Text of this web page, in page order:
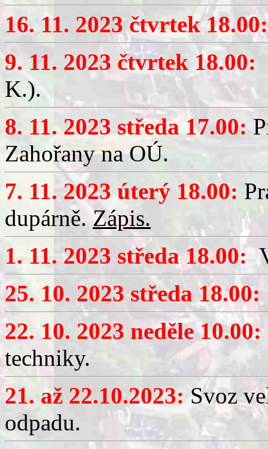
16. 11. 2023 čtvrtek 18.00:
9. 11. 2023 čtvrtek 18.00:
K.).
8. 11. 2023 středa 17.00:
Zahořany na OÚ.
7. 11. 2023 úterý 18.00:
dupárně.Zápis.
1. 11. 2023 středa 18.00:
25. 10. 2023 středa 18.00:
22. 10. 2023 neděle 10.00:
techniky.
21. až 22.10.2023: Svoz
odpadu.